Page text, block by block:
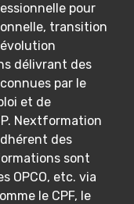
pour
transition
délivrant des
par le
et de
Nextformation
des
sont
OPCO, etc. via
le CPF, le